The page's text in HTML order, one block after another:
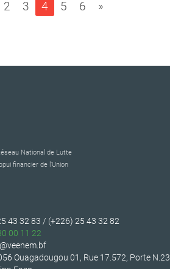
2 3 4 5 6 »
National de Lutte
financier de l’Union
43 32 83 / (+226) 25 43 32 82
00 11 22
Ouagadougou 01, Rue 17.572, Porte N.23